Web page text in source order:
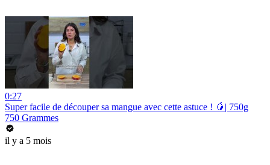
0:27
Super facile de découper sa mangue avec cette astuce ! 🥭| 750g
750 Grammes
il y a 5 mois